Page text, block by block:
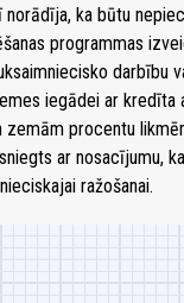
norādīja, ka būtu
programmas
darbību
iegādei ar kredīta
zemām procentu
ar nosacījumu,
ražošanai.